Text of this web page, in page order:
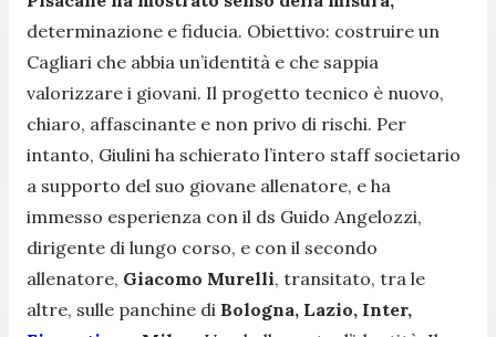
determinazione e fiducia. Obiettivo: costruire un
Cagliari che abbia un’identità e che sappia
valorizzare i giovani. Il progetto tecnico è nuovo,
chiaro, affascinante e non privo di rischi. Per
intanto, Giulini ha schierato l’intero staff societario
a supporto del suo giovane allenatore, e ha
immesso esperienza con il ds Guido Angelozzi,
dirigente di lungo corso, e con il secondo
allenatore, Giacomo Murelli, transitato, tra le
altre, sulle panchine di Bologna, Lazio, Inter,